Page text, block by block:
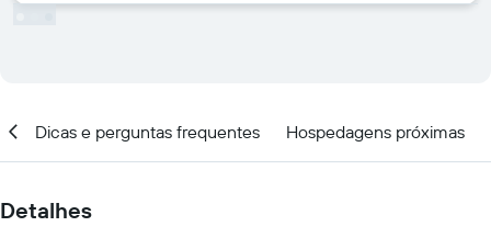
Dicas e perguntas frequentes Hospedagens próximas
Detalhes